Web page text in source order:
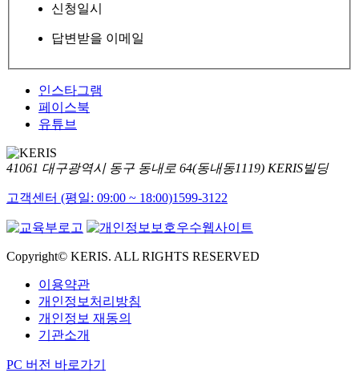
신청일시
답변받을 이메일
인스타그램
페이스북
유튜브
41061 대구광역시 동구 동내로 64(동내동1119) KERIS빌딩
고객센터 (평일: 09:00 ~ 18:00)1599-3122
Copyright© KERIS. ALL RIGHTS RESERVED
이용약관
개인정보처리방침
개인정보 재동의
기관소개
PC 버전 바로가기